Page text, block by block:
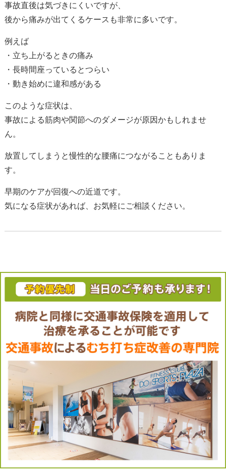
事故直後は気づきにくいですが、
後から痛みが出てくるケースも非常に多いです。
例えば
・立ち上がるときの痛み
・長時間座っているとつらい
・動き始めに違和感がある
このような症状は、
事故による筋肉や関節へのダメージが原因かもしれませ
ん。
放置してしまうと慢性的な腰痛につながることもありま
す。
早期のケアが回復への近道です。
気になる症状があれば、お気軽にご相談ください。